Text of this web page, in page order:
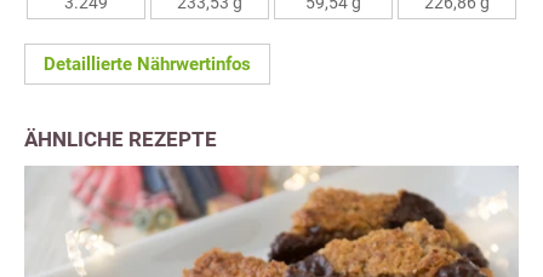
Detaillierte Nährwertinfos
ÄHNLICHE REZEPTE